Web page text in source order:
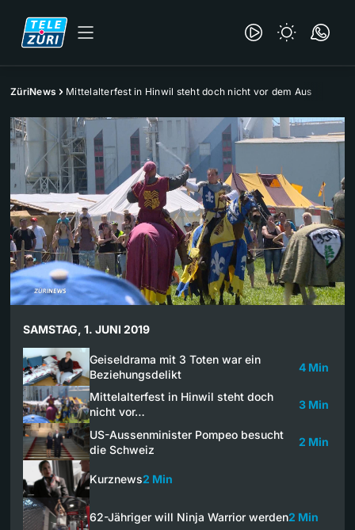
ZüriNews Mittelalterfest in Hinwil steht doch nicht vor dem Aus
SAMSTAG, 1. JUNI 2019
Geiseldrama mit 3 Toten war ein
Beziehungsdelikt
4 Min
Mittelalterfest in Hinwil steht doch
nicht vor…
3 Min
US-Aussenminister Pompeo besucht
die Schweiz
2 Min
Kurznews2 Min
62-Jähriger will Ninja Warrior werden2 Min